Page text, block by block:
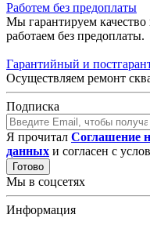
Работем без предоплаты
Мы гарантируем
работаем без предоплаты.
Гарантийный и
Осуществляем ремонт
Подписка
Я прочитал Соглашение
данных и согласен с
Готово
Мы в соцсетях
Информация